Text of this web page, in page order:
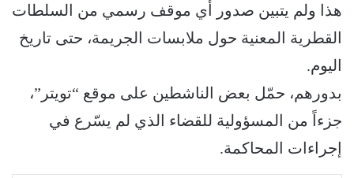
هذا ولم يتبين صدور أي موقف رسمي من السلطات
القطرية المعنية حول ملابسات الجريمة، حتى تاريخ
اليوم.
بدورهم، حمّل بعض الناشطين على موقع “تويتر”،
جزءاً من المسؤولية للقضاء الذي لم يسّرع في
إجراءات المحاكمة.